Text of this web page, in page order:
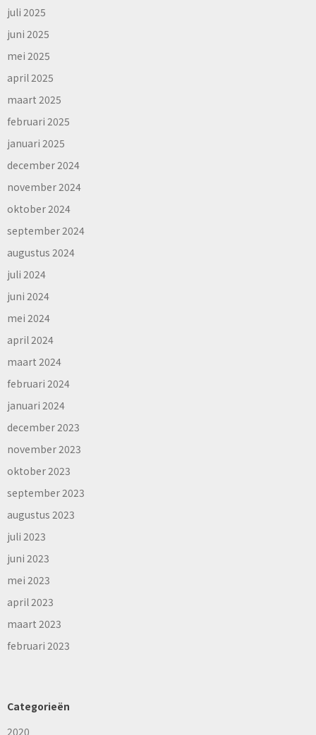
juli 2025
juni 2025
mei 2025
april 2025
maart 2025
februari 2025
januari 2025
december 2024
november 2024
oktober 2024
september 2024
augustus 2024
juli 2024
juni 2024
mei 2024
april 2024
maart 2024
februari 2024
januari 2024
december 2023
november 2023
oktober 2023
september 2023
augustus 2023
juli 2023
juni 2023
mei 2023
april 2023
maart 2023
februari 2023
Categorieën
2020